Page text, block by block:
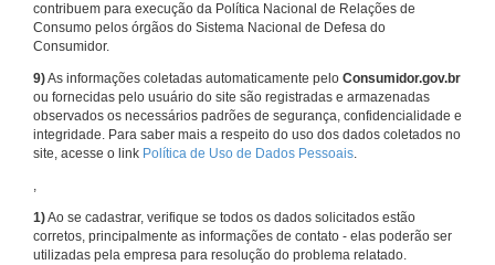
contribuem para execução da Política Nacional de Relações de
Consumo pelos órgãos do Sistema Nacional de Defesa do
Consumidor.
9)As informações coletadas automaticamente pelo Consumidor.gov.br
ou fornecidas pelo usuário do site são registradas e armazenadas
observados os necessários padrões de segurança, confidencialidade e
integridade. Para saber mais a respeito do uso dos dados coletados no
site, acesse o link Política de Uso de Dados Pessoais.
,
1)Ao se cadastrar, verifique se todos os dados solicitados estão
corretos, principalmente as informações de contato - elas poderão ser
utilizadas pela empresa para resolução do problema relatado.